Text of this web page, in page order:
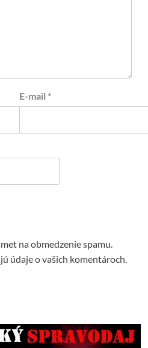
E-mail *
na obmedzenie spamu.
údaje o vašich komentároch.